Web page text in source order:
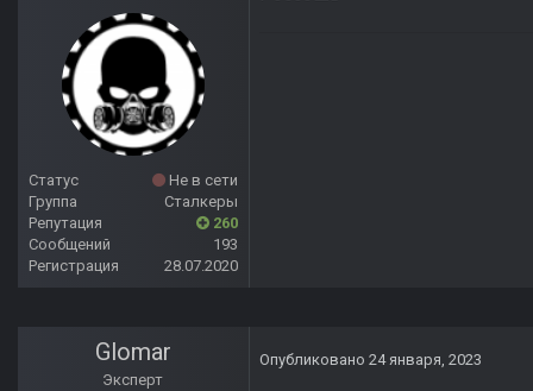
Статус
Не в сети
Группа
Сталкеры
Репутация
260
Сообщений
193
Регистрация
28.07.2020
Glomar
Эксперт
Опубликовано 24 января, 2023